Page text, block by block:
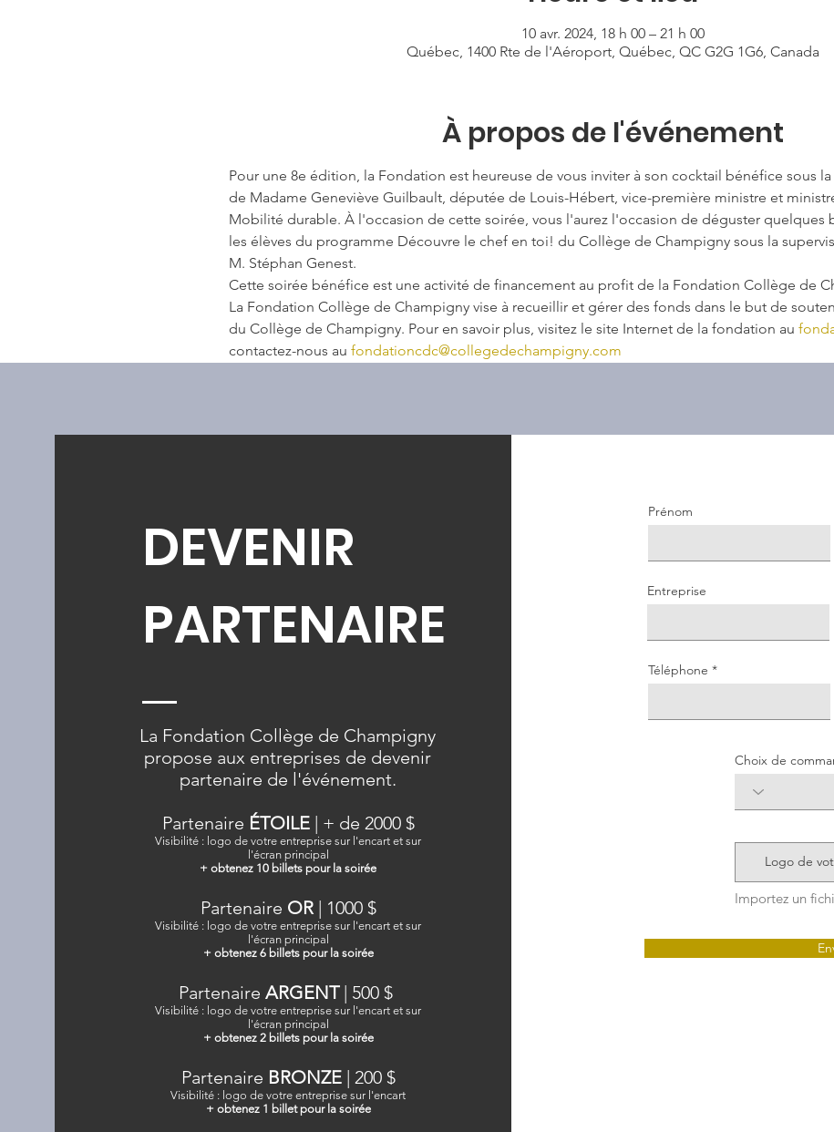
10 avr. 2024, 18 h 00 – 21 h 00
Québec, 1400 Rte de l'Aéroport, Québec, QC G2G 1G6, Canada
À propos de l'événement
Pour une 8e édition, la Fondation est heureuse de vous inviter à son cocktail bénéfice sous
de Madame Geneviève Guilbault, députée de Louis-Hébert, vice-première ministre et
Mobilité durable. À l'occasion de cette soirée, vous l'aurez l'occasion de déguster quelques
les élèves du programme Découvre le chef en toi! du Collège de Champigny sous la
M. Stéphan Genest.
Cette soirée bénéfice est une activité de financement au profit de la Fondation Collège de
La Fondation Collège de Champigny vise à recueillir et gérer des fonds dans le but de
du Collège de Champigny. Pour en savoir plus, visitez le site Internet de la fondation au
contactez-nous au fondationcdc@collegedechampigny.com
DEVENIR
PARTENAIRE
La Fondation Collège de Champigny
propose aux entreprises de devenir
partenaire de l'événement.
Partenaire ÉTOILE| + de 2000 $
Visibilité : logo de votre entreprise sur l'encart et sur
l'écranprincipal
+ obtenez 10 billets pour la soirée
Partenaire OR| 1000 $
Visibilité : logo de votre entreprise sur l'encart et sur
l'écranprincipal
+ obtenez 6 billets pour la soirée
PartenaireARGENT| 500 $
Visibilité : logo de votre entreprise sur l'encart et sur
l'écran principal
+ obtenez 2 billets pour la soirée
Partenaire BRONZE| 200 $
Visibilité : logo de votre entreprise sur l'encart
+ obtenez 1 billet pour la soirée
Prénom
Entreprise
Téléphone
Choix de
Logo de